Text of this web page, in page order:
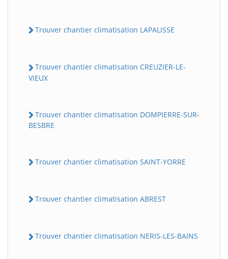
Trouver chantier climatisation LAPALISSE
Trouver chantier climatisation CREUZIER-LE-
VIEUX
Trouver chantier climatisation DOMPIERRE-SUR-
BESBRE
Trouver chantier climatisation SAINT-YORRE
Trouver chantier climatisation ABREST
Trouver chantier climatisation NERIS-LES-BAINS